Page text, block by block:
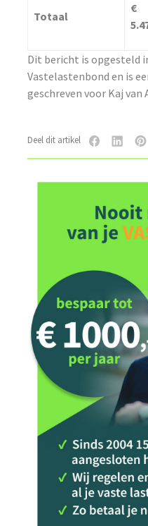
Totaal
€
Dit bericht is opgesteld
Vastelastenbond en is
geschreven voor Kaj van
Deel dit artikel